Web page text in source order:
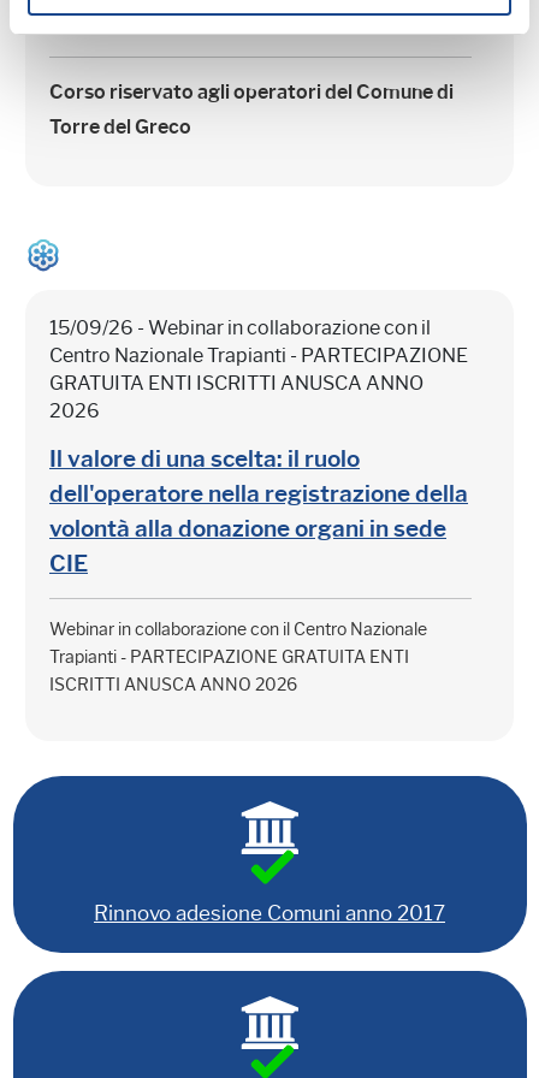
TORRE DEL GRECO - L'adozione
Corso riservato agli operatori del Comune di
Torre del Greco
15/09/26 - Webinar in collaborazione con il
Centro Nazionale Trapianti - PARTECIPAZIONE
GRATUITA ENTI ISCRITTI ANUSCA ANNO
2026
Il valore di una scelta: il ruolo
dell'operatore nella registrazione della
volontà alla donazione organi in sede
CIE
Webinar in collaborazione con il Centro Nazionale
Trapianti - PARTECIPAZIONE GRATUITA ENTI
ISCRITTI ANUSCA ANNO 2026
Rinnovo adesione Comuni anno 2017